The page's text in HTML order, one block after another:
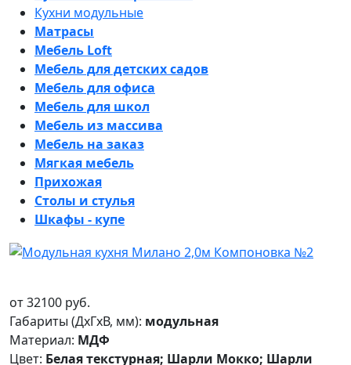
Кухни модульные
Матрасы
Мебель Loft
Мебель для детских садов
Мебель для офиса
Мебель для школ
Мебель из массива
Мебель на заказ
Мягкая мебель
Прихожая
Столы и стулья
Шкафы - купе
от32100 руб.
Габариты (ДxГxВ, мм): модульная
Материал: МДФ
Цвет: Белая текстурная; Шарли Мокко; Шарли